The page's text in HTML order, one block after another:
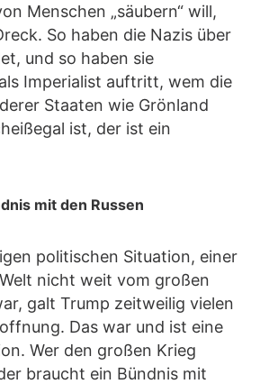
Menschen „säubern“ will,
So haben die Nazis über
und so haben sie
Imperialist auftritt, wem die
Staaten wie Grönland
ist, der ist ein
mit den Russen
politischen Situation, einer
nicht weit vom großen
galt Trump zeitweilig vielen
Das war und ist eine
Wer den großen Krieg
braucht ein Bündnis mit